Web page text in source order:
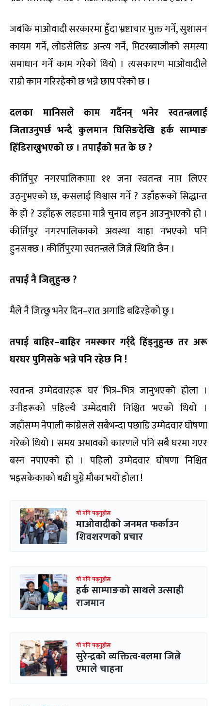
जबकि माओवादी सरकारमा हुँदा भ्रष्टाचार मुक्त गर्ने, सुशासन
कायम गर्ने, लोडसेलिङ अन्त्य गर्ने, मिटरब्याजीको समस्या
समाधान गर्ने काम गरेको थियो । त्यसकारण माओवादीले
राम्रो काम गरिरहेको छ भन्ने छाप परेको छ ।
दलका मानिसले काम गर्दैनन् भनेर स्वतन्त्रलाई
जिताउनुपर्छ भन्दै कुलमान घिसिङदेखि हर्क साम्पाङ
हिंडिराख्नुभएको छ । तपाईंको मत के छ ?
कीर्तिपुर नगरपालिकामा ११ जना स्वतन्त्र नाम लिएर
उठ्नुभएको छ, कसलाई विश्वास गर्ने ? उहाँहरूको सिद्धान्त
के हो ? उहाँहरू लहडमा मात्रै चुनाव लड्न आउनुभएको हो ।
कीर्तिपुर नगरपालिकाको अवस्था थाहा नभएको पनि
हुनसक्छ । कीर्तिपुरमा स्वतन्त्रले जित्ने स्थिति छैन ।
तपाईं नै जित्नुहुन्छ ?
मैले नै जित्छु भनेर दिन–रात अगाडि बढिरहेको छु ।
तपाईं बाहिर–बाहिर नमस्कार गर्र्दै हिंड्नुहुन्छ तर अरू
घरघर पुगिसके भन्ने पनि रहेछ नि !
स्वतन्त्र उम्मेदवारहरू घर भित्र–भित्र जानुभएको होला ।
उनीहरूको पहिल्यै उम्मेदवारी निश्चित भएको थियो ।
जहाँसम्म नेपाली कांग्रेसले सबैभन्दा पछाडि उम्मेदवार घोषणा
गरेको थियो । समय अभावको कारणले पनि सबै घरमा गएर
बस्न नपाएको हो । पहिलो उम्मेदवार घोषणा निश्चित
भइसकेकाको बढी घुम्ने मौका भयो होला !
यो पनि पढ्नुहोस
माओवादीको जनमत फर्काउन
शिवशरणको प्रचार
यो पनि पढ्नुहोस
हर्क साम्पाङको साथले उत्साही
राजमान
यो पनि पढ्नुहोस
सुरेन्द्रको व्यक्तित्व-बलमा जित्ने
एमाले चाहना